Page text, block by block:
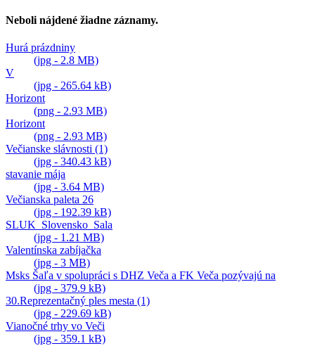
Neboli nájdené žiadne záznamy.
Hurá prázdniny
(jpg - 2.8 MB)
V
(jpg - 265.64 kB)
Horizont
(png - 2.93 MB)
Horizont
(png - 2.93 MB)
Večianske slávnosti (1)
(jpg - 340.43 kB)
stavanie mája
(jpg - 3.64 MB)
Večianska paleta 26
(jpg - 192.39 kB)
SLUK_Slovensko_Sala
(jpg - 1.21 MB)
Valentínska zabíjačka
(jpg - 3 MB)
Msks Šaľa v spolupráci s DHZ Veča a FK Veča pozývajú na
(jpg - 379.9 kB)
30.Reprezentačný ples mesta (1)
(jpg - 229.69 kB)
Vianočné trhy vo Veči
(jpg - 359.1 kB)